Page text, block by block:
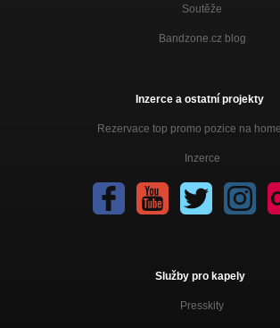
Soutěže
Bandzone.cz blog
Inzerce a ostatní projekty
Rezervace top promo pozice na
Inzerce
Služby pro kapely
Presskity